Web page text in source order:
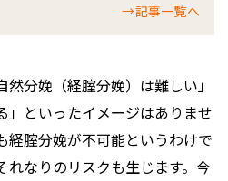
→記事一覧へ
分娩（経腟分娩）は難しい」
」といったイメージはありませ
腟分娩が不可能というわけで
れなりのリスクも生じます。今